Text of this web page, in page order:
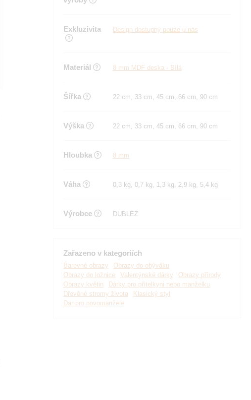
Exkluzivita Design dostupný pouze u nás
Materiál 8 mm MDF deska - Bílá
Šířka 22 cm, 33 cm, 45 cm, 66 cm, 90 cm
Výška 22 cm, 33 cm, 45 cm, 66 cm, 90 cm
Hloubka 8 mm
Váha 0,3 kg, 0,7 kg, 1,3 kg, 2,9 kg, 5,4 kg
Výrobce DUBLEZ
Zařazeno v kategoriích
Barevné obrazy
Obrazy do obýváku
Obrazy do ložnice
Valentýnské dárky
Obrazy přírody
Obrazy květin
Dárky pro přítelkyni nebo manželku
Dřevěné stromy života
Klasický styl
Dar pro novomanžele